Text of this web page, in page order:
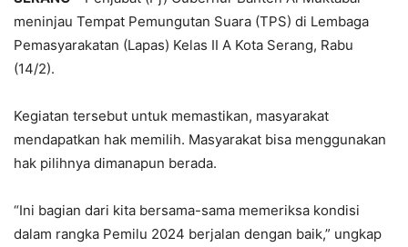
meninjau Tempat Pemungutan Suara (TPS) di Lembaga
Pemasyarakatan (Lapas) Kelas II A Kota Serang, Rabu
(14/2).
Kegiatan tersebut untuk memastikan, masyarakat
mendapatkan hak memilih. Masyarakat bisa menggunakan
hak pilihnya dimanapun berada.
“Ini bagian dari kita bersama-sama memeriksa kondisi
dalam rangka Pemilu 2024 berjalan dengan baik,” ungkap